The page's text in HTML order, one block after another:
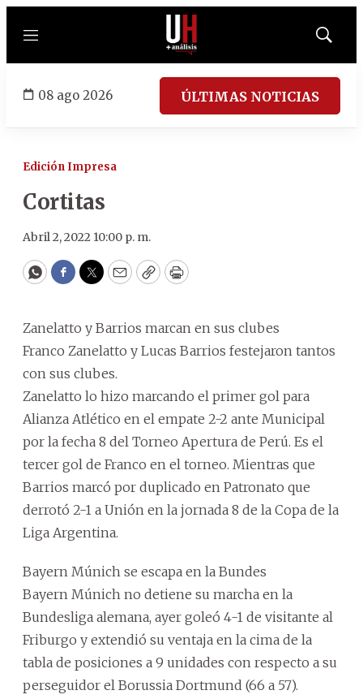
Menú
Mostrar
08 ago 2026 ÚLTIMAS NOTICIAS
Edición Impresa
Cortitas
Abril 2, 2022 10:00 p. m.
WhatsApp
Facebook
Twitter
EmailCopyPrint
Zanelatto y Barrios marcan en sus clubes
Franco Zanelatto y Lucas Barrios festejaron tantos
con sus clubes.
Zanelatto lo hizo marcando el primer gol para
Alianza Atlético en el empate 2-2 ante Municipal
por la fecha 8 del Torneo Apertura de Perú. Es el
tercer gol de Franco en el torneo. Mientras que
Barrios marcó por duplicado en Patronato que
derrotó 2-1 a Unión en la jornada 8 de la Copa de la
Liga Argentina.
Bayern Múnich se escapa en la Bundes
Bayern Múnich no detiene su marcha en la
Bundesliga alemana, ayer goleó 4-1 de visitante al
Friburgo y extendió su ventaja en la cima de la
tabla de posiciones a 9 unidades con respecto a su
perseguidor el Borussia Dortmund (66 a 57).